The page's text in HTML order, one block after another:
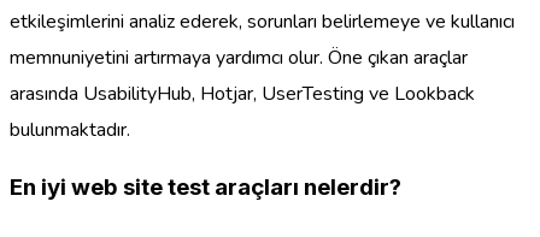
etkileşimlerini analiz ederek, sorunları belirlemeye ve kullanıcı
memnuniyetini artırmaya yardımcı olur. Öne çıkan araçlar
arasında UsabilityHub, Hotjar, UserTesting ve Lookback
bulunmaktadır.
En iyi web site test araçları nelerdir?